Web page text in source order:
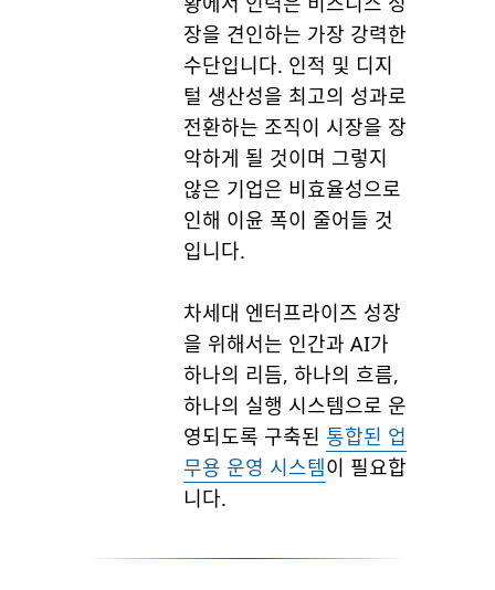
장을 견인하는 가장 강력한
수단입니다. 인적 및 디지
털 생산성을 최고의 성과로
전환하는 조직이 시장을 장
악하게 될 것이며 그렇지
않은 기업은 비효율성으로
인해 이윤 폭이 줄어들 것
입니다.
차세대 엔터프라이즈 성장
을 위해서는 인간과 AI가
하나의 리듬, 하나의 흐름,
하나의 실행 시스템으로 운
영되도록 구축된 통합된 업
무용 운영 시스템이 필요합
니다.